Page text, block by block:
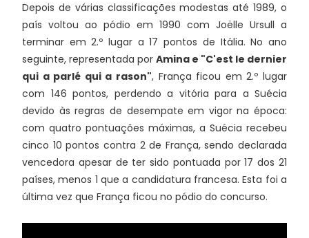
Depois de várias classificações modestas até 1989, o
país voltou ao pódio em 1990 com Joëlle Ursull a
terminar em 2.º lugar a 17 pontos de Itália. No ano
seguinte, representada por Amina e "C'est le dernier
qui a parlé qui a rason", França ficou em 2.º lugar
com 146 pontos, perdendo a vitória para a Suécia
devido às regras de desempate em vigor na época:
com quatro pontuações máximas, a Suécia recebeu
cinco 10 pontos contra 2 de França, sendo declarada
vencedora apesar de ter sido pontuada por 17 dos 21
países, menos 1 que a candidatura francesa. Esta foi a
última vez que França ficou no pódio do concurso.